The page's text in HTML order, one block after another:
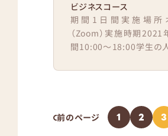
ビジネスコース
期間1日間実施場所
（Zoom）実施時期2021
間10:00〜18:00学生の
場到着（接続）か...
前のページ 1 2 3